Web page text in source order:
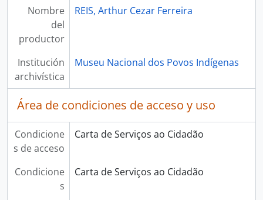
Nombre
del
productor
REIS, Arthur Cezar Ferreira
Institución
archivística
Museu Nacional dos Povos Indígenas
Área de condiciones de acceso y uso
Condicione
s de acceso
Carta de Serviços ao Cidadão
Condicione
s
Carta de Serviços ao Cidadão